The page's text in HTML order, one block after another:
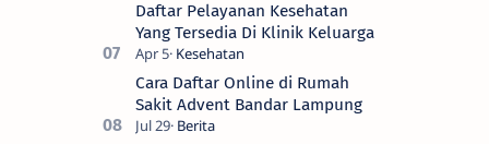
Daftar Pelayanan Kesehatan
Yang Tersedia Di Klinik Keluarga
Cara Daftar Online di Rumah
Sakit Advent Bandar Lampung